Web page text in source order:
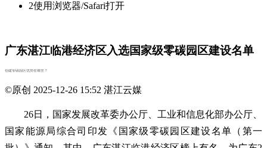
2使用浏览器/Safari打开
广东湛江临港经济区入选国家级零碳园区建设名单
创建零碳园区优势在哪里？
©原创 2025-12-26 15:52 湛江云媒
26日，国家发展改革委办公厅、工业和信息化部办公厅、
国家能源局综合司印发《国家级零碳园区建设名单（第一